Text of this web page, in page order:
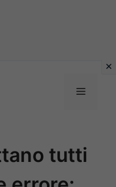
Menu
tutti